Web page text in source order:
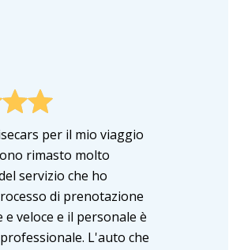
per il mio viaggio
rimasto molto
servizio che ho
di prenotazione
e veloce e il personale è
L'auto che